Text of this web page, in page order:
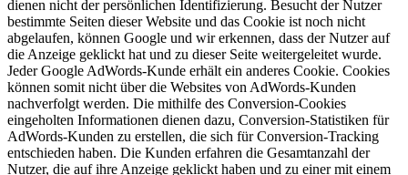
dienen nicht der persönlichen Identifizierung. Besucht der Nutzer
bestimmte Seiten dieser Website und das Cookie ist noch nicht
abgelaufen, können Google und wir erkennen, dass der Nutzer auf
die Anzeige geklickt hat und zu dieser Seite weitergeleitet wurde.
Jeder Google AdWords-Kunde erhält ein anderes Cookie. Cookies
können somit nicht über die Websites von AdWords-Kunden
nachverfolgt werden. Die mithilfe des Conversion-Cookies
eingeholten Informationen dienen dazu, Conversion-Statistiken für
AdWords-Kunden zu erstellen, die sich für Conversion-Tracking
entschieden haben. Die Kunden erfahren die Gesamtanzahl der
Nutzer, die auf ihre Anzeige geklickt haben und zu einer mit einem